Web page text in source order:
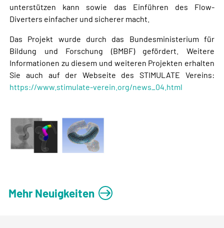
unterstützen kann sowie das Einführen des Flow-
Diverters einfacher und sicherer macht.
Das Projekt wurde durch das Bundesministerium für
Bildung und Forschung (BMBF) gefördert. Weitere
Informationen zu diesem und weiteren Projekten erhalten
Sie auch auf der Webseite des STIMULATE Vereins:
https://www.stimulate-verein.org/news_04.html
Mehr Neuigkeiten